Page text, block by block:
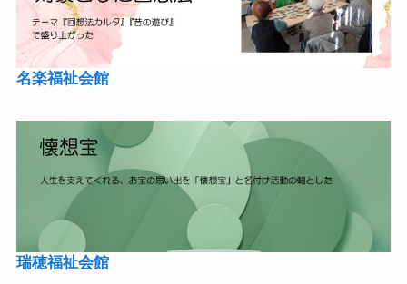
名楽福祉会館
瑞穂福祉会館